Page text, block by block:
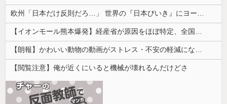
欧州「日本だけ反則だろ…」 世界の『日本びいき』にヨーロッパ全土から不満の声
【イオンモール熊本爆発】経産省が原因をほぼ特定、全国の大規模施設でガス供給設備の点検要請にまで発展する事態に・・・
【朗報】かわいい動物の動画がストレス・不安の軽減になる可能性。英大学の研究で実証
【閲覧注意】俺が近くにいると機械が壊れるんだけどさ